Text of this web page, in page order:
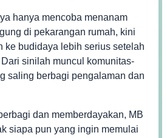
hanya mencoba menanam
di pekarangan rumah, kini
ke budidaya lebih serius setelah
sinilah muncul komunitas-
saling berbagi pengalaman dan
dan memberdayakan, MB
siapa pun yang ingin memulai